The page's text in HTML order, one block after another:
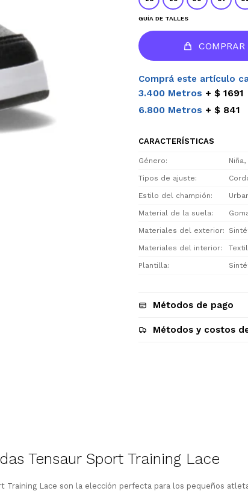
GUÍA DE TALLES
COMPRAR
Comprá este artículo
3.400 Metros $ 1691
6.800 Metros $ 841
CARACTERÍSTICAS
Género Niña,
Tipos de ajuste
Estilo del champión
Material de la suela
Materiales del exterior
Materiales del interior Textil
Plantilla
Métodos de pago
Métodos y costos
Tensaur Sport Training Lace
Training Lace son la elección perfecta para los pequeños